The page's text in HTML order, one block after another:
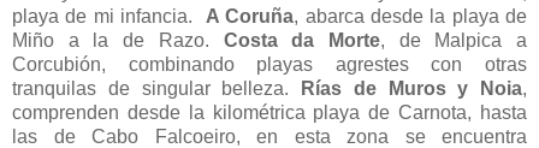
playa de mi infancia. A Coruña, abarca desde la playa de
Miño a la de Razo. Costa da Morte, de Malpica a
Corcubión, combinando playas agrestes con otras
tranquilas de singular belleza.
Rías de Muros y Noia,
comprenden desde la kilométrica playa de Carnota, hasta
las de Cabo Falcoeiro, en esta zona se encuentra